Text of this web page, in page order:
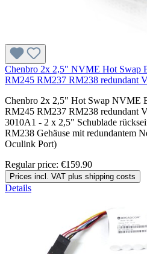
Chenbro 2x 2,5" NVME Hot Swap
RM245 RM237 RM238 redundant
Chenbro 2x 2,5" Hot Swap NVME
RM245 RM237 RM238 redundant
3010A1 - 2 x 2,5" Schublade
RM238 Gehäuse mit redundantem
Oculink Port)
Regular price: €159.90
Prices incl. VAT plus shipping costs
Details